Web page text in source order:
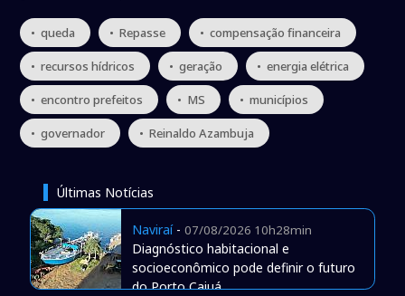
• queda • Repasse • compensação financeira
• recursos hídricos • geração • energia elétrica
• encontro prefeitos • MS • municípios
• governador • Reinaldo Azambuja
Últimas Notícias
Naviraí- 07/08/2026 10h28min
Diagnóstico habitacional e
socioeconômico pode definir o futuro
do Porto Caiuá